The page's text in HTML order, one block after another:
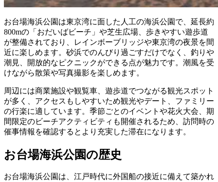
お台場海浜公園は東京湾に面した人工の海浜公園で、延長約
800mの「おだいばビーチ」や芝生広場、歩きやすい遊歩道
が整備されており、レインボーブリッジや東京湾の夜景を間
近に楽しめます。砂浜でのんびり過ごすだけでなく、釣りや
潮見、開放的なピクニックができる点が魅力です。潮風を受
けながら散策や写真撮影を楽しめます。
周辺には商業施設や観覧車、遊歩道でつながる観光スポット
が多く、アクセスもしやすいため観光やデート、ファミリー
の行楽に適しています。季節ごとのイベントや花火大会、期
間限定のビーチアクティビティも開催されるため、訪問時の
催事情報を確認するとより充実した滞在になります。
お台場海浜公園の歴史
お台場海浜公園は、江戸時代に外国船の接近に備えて築かれ